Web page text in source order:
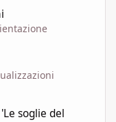
soglie del